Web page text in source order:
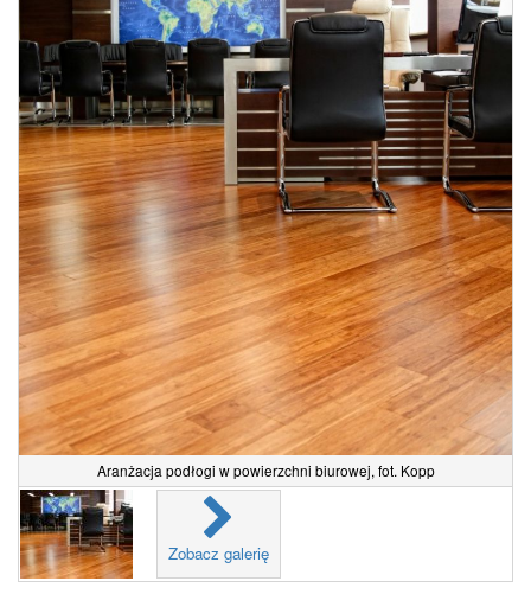
Aranżacja podłogi w powierzchni biurowej, fot. Kopp
Zobacz galerię